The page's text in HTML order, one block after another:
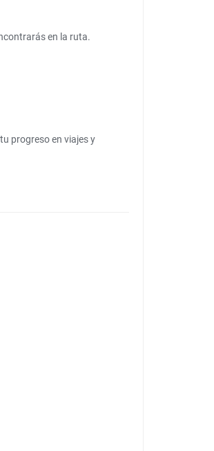
en la ruta.
progreso en viajes y